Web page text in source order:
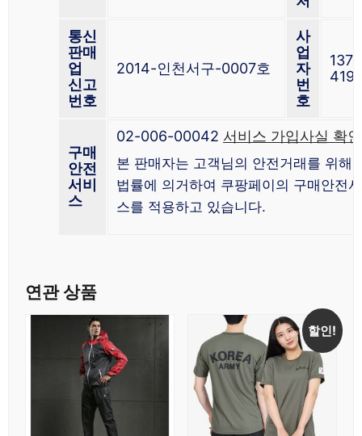
통신
판매
업
신고
번호
2014-인천서구-0007호
사
업
자
번
호
구매
안전
서비
스
02-006-00042 서비스 가입사실 확
본 판매자는 고객님의 안전거래를 위해
법률에 의거하여 쿠팡페이의 구매안전
스를 적용하고 있습니다.
연관 상품
할인!